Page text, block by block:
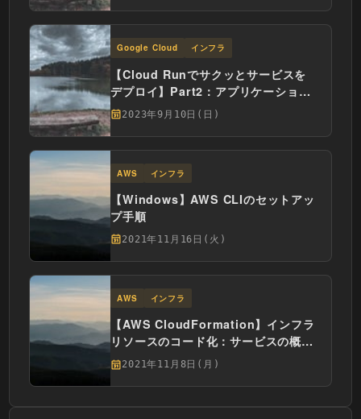
Google Cloud インフラ
【Cloud Runでサクッとサービスを
デプロイ】Part2：アプリケーション
の手動デプロイ
2023年9月10日(日)
AWS インフラ
【Windows】AWS CLIのセットアッ
プ手順
2021年11月16日(火)
AWS インフラ
【AWS CloudFormation】インフラ
リソースのコード化：サービスの概要
と基本編
2021年11月8日(月)